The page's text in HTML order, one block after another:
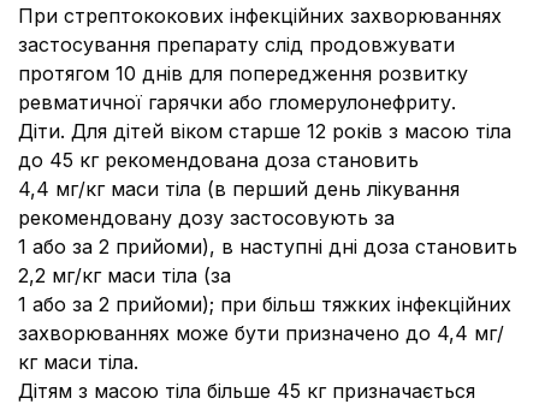
При стрептококових інфекційних захворюваннях
застосування препарату слід продовжувати
протягом 10 днів для попередження розвитку
ревматичної гарячки або гломерулонефриту.
Діти. Для дітей віком старше 12 років з масою тіла
до 45 кг рекомендована доза становить
4,4 мг/кг маси тіла (в перший день лікування
рекомендовану дозу застосовують за
1 або за 2 прийоми), в наступні дні доза становить
2,2 мг/кг маси тіла (за
1 або за 2 прийоми); при більш тяжких інфекційних
захворюваннях може бути призначено до 4,4 мг/
кг маси тіла.
Дітям з масою тіла більше 45 кг призначається